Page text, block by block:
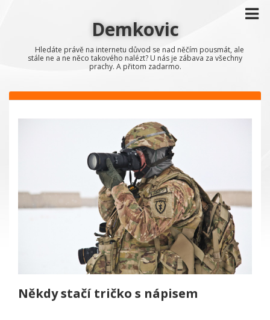
Demkovic
Hledáte právě na internetu důvod se nad něčím pousmát, ale
stále ne a ne něco takového nalézt? U nás je zábava za všechny
prachy. A přitom zadarmo.
Někdy stačí tričko s nápisem